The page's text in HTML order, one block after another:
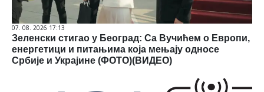
07. 08. 2026 17:13
Зеленски стигао у Београд: Са Вучићем о Европи,
енергетици и питањима која мењају односе
Србије и Украјине (ФОТО)(ВИДЕО)